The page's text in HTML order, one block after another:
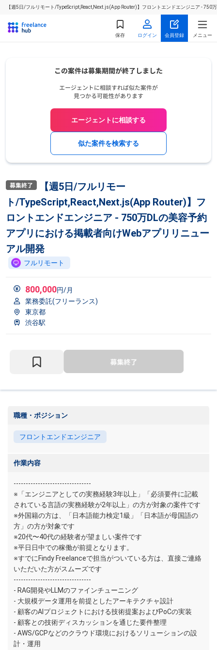
【週5日/フルリモート/TypeScript,React,Next.js(App Router)】フロントエンドエンジニア -
保存 ログイン 会員登録 メニュー
エージェントに相談する
似た案件を検索する
【週5日/フルリモー
ト/TypeScript,React,Next.js(App Router)】フ
ロントエンドエンジニア - 750万DLの美容予約
アプリにおける掲載者向けWebアプリリニュー
アル開発
フルリモート
800,000円/月
業務委託(フリーランス)
東京都
渋谷駅
職種・ポジション
フロントエンドエンジニア
作業内容
--------------------------------
※「エンジニアとしての実務経験3年以上」「必須要件に記載
されている言語の実務経験が2年以上」の方が対象の案件です
※外国籍の方は、「日本語能力検定1級」「日本語が母国語の
方」の方が対象です
※20代〜40代の経験者が望ましい案件です
※平日日中での稼働が前提となります。
※すでにFindy Freelanceで担当がついている方は、直接ご連絡
いただいた方がスムーズです
--------------------------------
- RAG開発やLLMのファインチューニング
- 大規模データ運用を前提としたアーキテクチャ設計
- 顧客のAIプロジェクトにおける技術提案およびPoCの実装
- 顧客との技術ディスカッションを通じた要件整理
- AWS/GCPなどのクラウド環境におけるソリューションの設
計・運用